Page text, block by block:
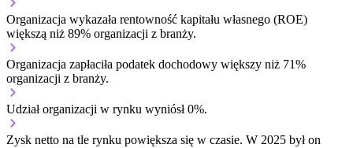
Organizacja wykazała rentowność kapitału własnego (ROE)
większą niż 89% organizacji z branży.
Organizacja zapłaciła podatek dochodowy większy niż 71%
organizacji z branży.
Udział organizacji w rynku wyniósł 0%.
Zysk netto na tle rynku powiększa się w czasie. W 2025 był on